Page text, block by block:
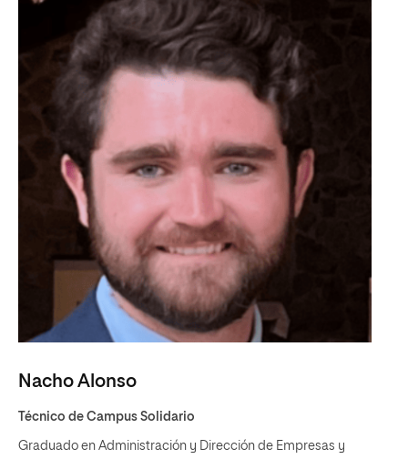
Nacho Alonso
Técnico de Campus Solidario
Graduado en Administración y Dirección de Empresas y